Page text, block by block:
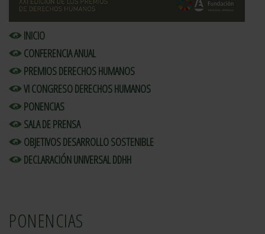
INICIO
CONFERENCIA ANUAL
PREMIOS DERECHOS HUMANOS
VI CONGRESO DERECHOS HUMANOS
PONENCIAS
SALA DE PRENSA
OBJETIVOS DESARROLLO SOSTENIBLE
DECLARACIÓN UNIVERSAL DDHH
PONENCIAS